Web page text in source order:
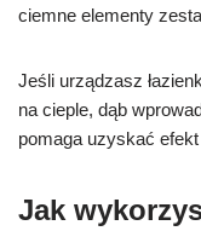
ciemne elementy
Jeśli urządzasz
na cieple, dąb
pomaga uzyskać
Jak